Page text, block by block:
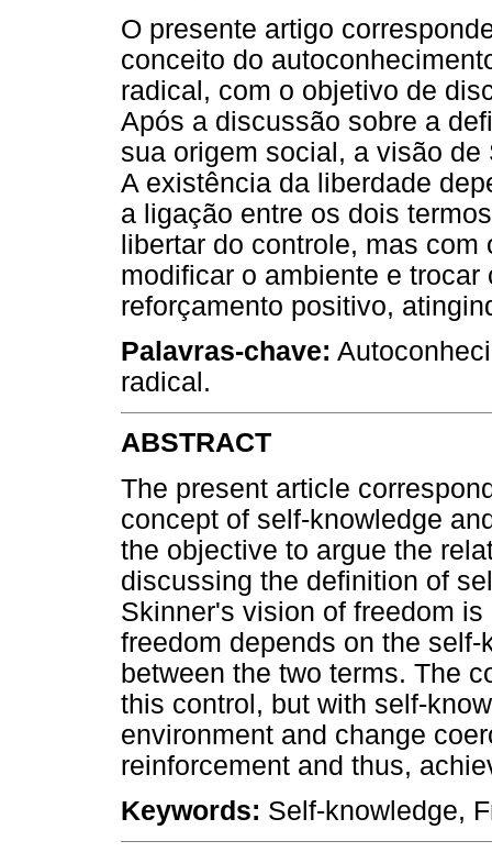
O presente artigo
conceito do
radical, com o objetivo de
Após a discussão sobre a
sua origem social, a visão
A existência da liberdade
a ligação entre os dois
libertar do controle, mas
modificar o ambiente e
reforçamento positivo,
Palavras-chave:
radical.
ABSTRACT
The present article
concept of self-knowledge
the objective to argue the
discussing the definition of
Skinner's vision of freedom
freedom depends on the
between the two terms. The
this control, but with self-
environment and change
reinforcement and thus,
Keywords: Self-knowledge,